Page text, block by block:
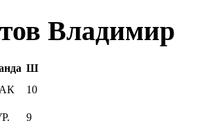
Владимир
Ш
10
9